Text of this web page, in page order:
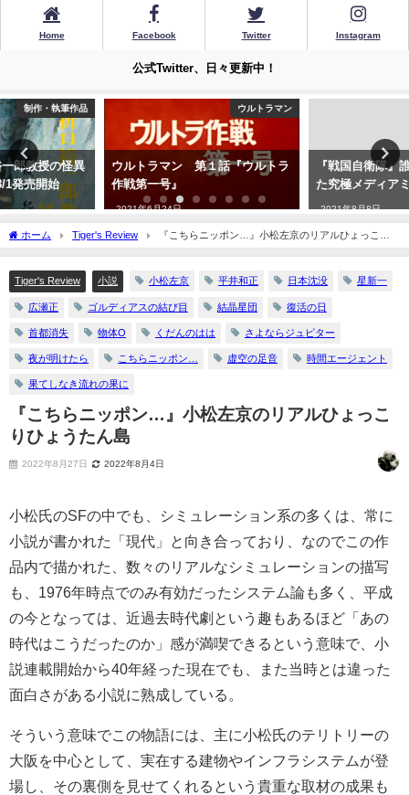
Home Facebook Twitter Instagram
公式Twitter、日々更新中！
ウルトラマン 第１話『ウルトラ
作戦第一号』
2021年6月24日
『戦国自衛隊』誰も計算しなかっ
た究極メディアミックス・映画編
2021年8月8日
ホーム Tiger's Review
『こちらニッポン…』小松左京のリアルひょっこり
ひょうたん島
Tiger's Review 小説 小松左京 平井和正 日本沈没 星新一
広瀬正 ゴルディアスの結び目 結晶星団 復活の日
首都消失 物体O くだんのはは さよならジュピター
夜が明けたら こちらニッポン… 虚空の足音 時間エージェント
果てしなき流れの果に
『こちらニッポン…』小松左京のリアルひょっこ
りひょうたん島
2022年8月27日 2022年8月4日
小松氏のSFの中でも、シミュレーション系の多くは、常に
小説が書かれた「現代」と向き合っており、なのでこの作
品内で描かれた、数々のリアルなシミュレーションの描写
も、1976年時点でのみ有効だったシステム論も多く、平成
の今となっては、近過去時代劇という趣もあるほど「あの
時代はこうだったのか」感が満喫できるという意味で、小
説連載開始から40年経った現在でも、また当時とは違った
面白さがある小説に熟成している。
そういう意味でこの物語には、主に小松氏のテリトリーの
大阪を中心として、実在する建物やインフラシステムが登
場し、その裏側を見せてくれるという貴重な取材の成果も